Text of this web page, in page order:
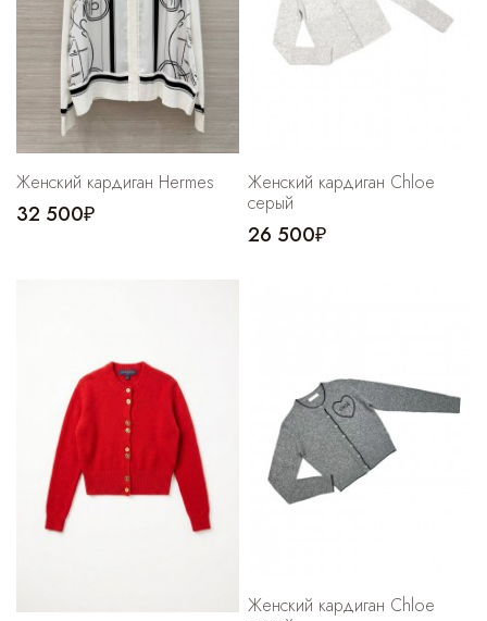
Женский кардиган Hermes
32 500₽
Женский кардиган Chloe
серый
26 500₽
Женский кардиган Chloe